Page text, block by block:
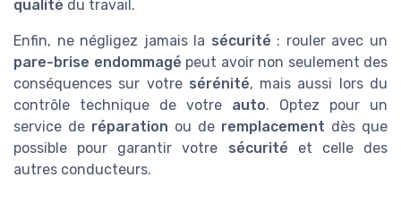
qualité du travail.
Enfin, ne négligez jamais la sécurité : rouler avec un
pare-brise endommagé peut avoir non seulement des
conséquences sur votre sérénité, mais aussi lors du
contrôle technique de votre auto. Optez pour un
service de réparation ou de remplacement dès que
possible pour garantir votre sécurité et celle des
autres conducteurs.